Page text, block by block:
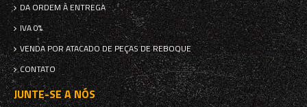
DA ORDEM À ENTREGA
IVA 0%
VENDA POR ATACADO DE PEÇAS DE REBOQUE
CONTATO
JUNTE-SE A NÓS